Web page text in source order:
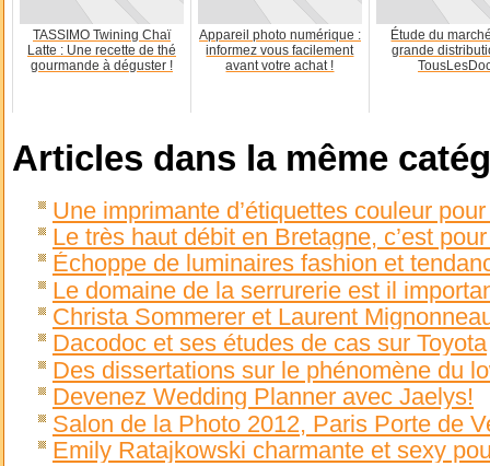
TASSIMO Twining Chaï
Latte : Une recette de thé
gourmande à déguster !
Appareil photo numérique :
informez vous facilement
avant votre achat !
Étude du
grande
Articles dans la même
Une imprimante d’étiquettes couleur
Le très haut débit en Bretagne, c’est
Échoppe de luminaires fashion et
Le domaine de la serrurerie est il
Christa Sommerer et Laurent
Dacodoc et ses études de cas sur Toyota
Des dissertations sur le phénomène du
Devenez Wedding Planner avec Jaelys!
Salon de la Photo 2012, Paris Porte de
Emily Ratajkowski charmante et sexy